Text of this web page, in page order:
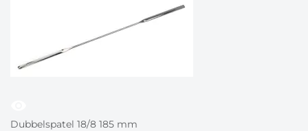
Dubbelspatel 18/8 185 mm